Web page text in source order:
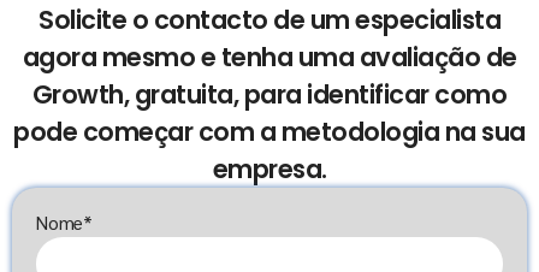
Solicite o contacto de um especialista
agora mesmo e tenha uma avaliação de
Growth, gratuita, para identificar como
pode começar com a metodologia na sua
empresa.
Nome*